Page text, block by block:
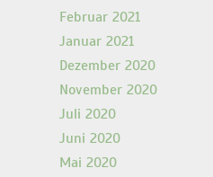
Februar 2021
Januar 2021
Dezember 2020
November 2020
Juli 2020
Juni 2020
Mai 2020